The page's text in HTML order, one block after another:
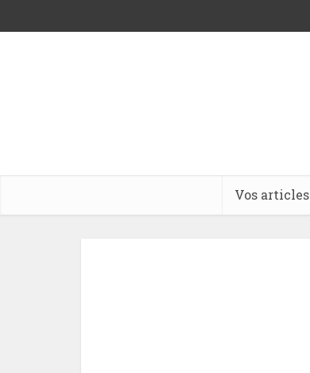
Vos articles